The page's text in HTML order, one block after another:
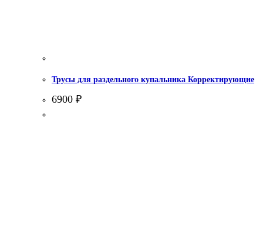
Трусы для раздельного купальника Корректирующие
6900 ₽